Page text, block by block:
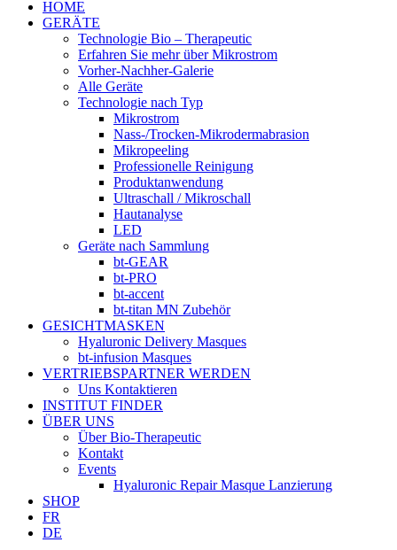
HOME
GERÄTE
Technologie Bio – Therapeutic
Erfahren Sie mehr über Mikrostrom
Vorher-Nachher-Galerie
Alle Geräte
Technologie nach Typ
Mikrostrom
Nass-/Trocken-Mikrodermabrasion
Mikropeeling
Professionelle Reinigung
Produktanwendung
Ultraschall / Mikroschall
Hautanalyse
LED
Geräte nach Sammlung
bt-GEAR
bt-PRO
bt-accent
bt-titan MN Zubehör
GESICHTMASKEN
Hyaluronic Delivery Masques
bt-infusion Masques
VERTRIEBSPARTNER WERDEN
Uns Kontaktieren
INSTITUT FINDER
ÜBER UNS
Über Bio-Therapeutic
Kontakt
Events
Hyaluronic Repair Masque Lanzierung
SHOP
FR
DE